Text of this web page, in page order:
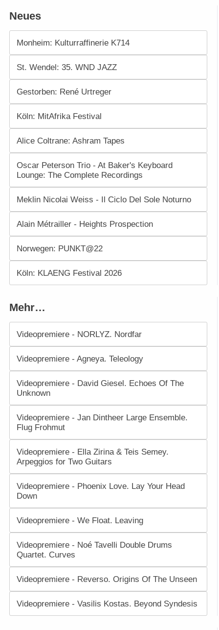
Neues
Monheim: Kulturraffinerie K714
St. Wendel: 35. WND JAZZ
Gestorben: René Urtreger
Köln: MitAfrika Festival
Alice Coltrane: Ashram Tapes
Oscar Peterson Trio - At Baker's Keyboard
Lounge: The Complete Recordings
Meklin Nicolai Weiss - Il Ciclo Del Sole Noturno
Alain Métrailler - Heights Prospection
Norwegen: PUNKT@22
Köln: KLAENG Festival 2026
Mehr…
Videopremiere - NORLYZ. Nordfar
Videopremiere - Agneya. Teleology
Videopremiere - David Giesel. Echoes Of The
Unknown
Videopremiere - Jan Dintheer Large Ensemble.
Flug Frohmut
Videopremiere - Ella Zirina & Teis Semey.
Arpeggios for Two Guitars
Videopremiere - Phoenix Love. Lay Your Head
Down
Videopremiere - We Float. Leaving
Videopremiere - Noé Tavelli Double Drums
Quartet. Curves
Videopremiere - Reverso. Origins Of The Unseen
Videopremiere - Vasilis Kostas. Beyond Syndesis